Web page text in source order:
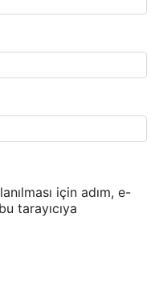
için adım, e-
tarayıcıya